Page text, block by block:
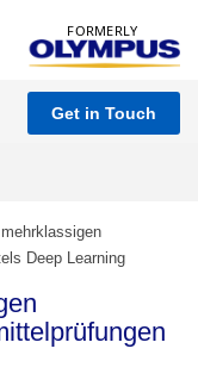
FORMERLY
Get in Touch
Deep Learning